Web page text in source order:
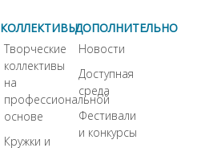
КОЛЛЕКТИВЫ
Творческие
коллективы
на
профессиональной
основе
Кружки и
ДОПОЛНИТЕЛЬНО
Новости
Доступная
среда
Фестивали
и конкурсы